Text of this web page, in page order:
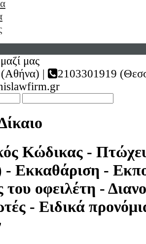
μας
|
2103301919
Κώδικας -
- Εκκαθάριση -
του οφειλέτη -
- Ειδικά